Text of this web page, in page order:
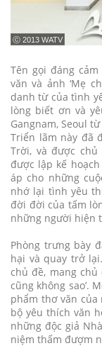
ⓒ 2013 WATV
Tên gọi đáng
văn và ảnh ‘Mẹ
danh từ của tình
lòng biết ơn và
Gangnam, Seoul
Triển lãm này đã
Trời, và được chủ
được lập kế
áp cho những
nhớ lại tình yêu
đời đời của tấm
những người hiện
Phòng trưng bày
hại và quay trở
chủ đề, mang chủ
cũng không sao’.
phẩm thơ văn của
bộ yêu thích văn
những độc giả
niệm thấm đượm